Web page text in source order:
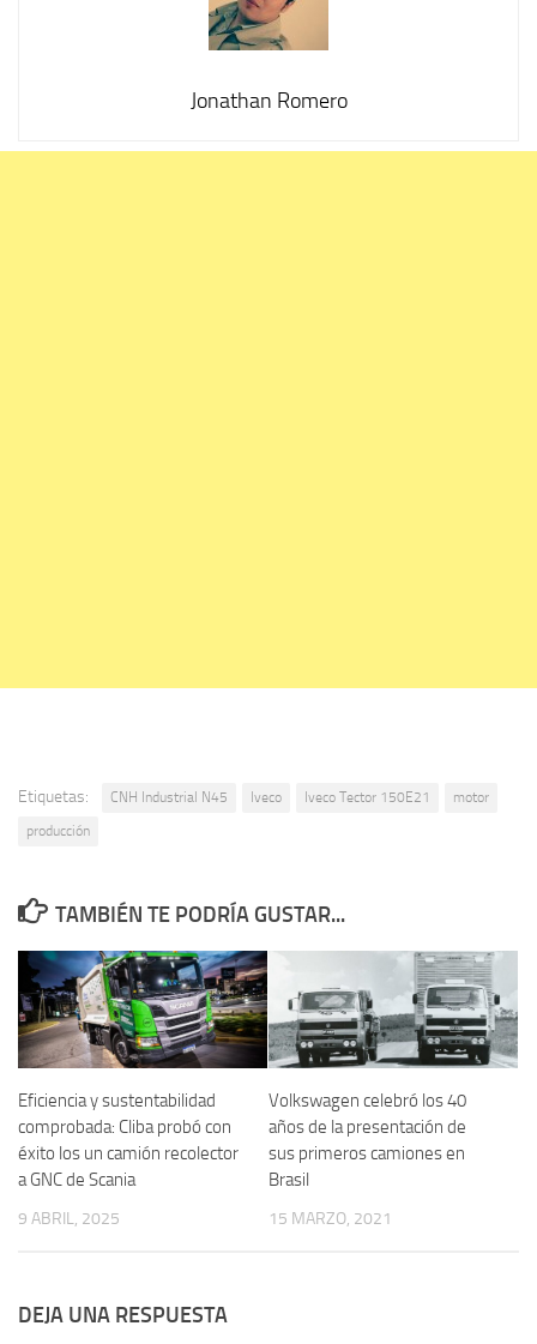
Jonathan Romero
Etiquetas: CNH Industrial N45 Iveco Iveco Tector 150E21
motor
producción
TAMBIÉN TE PODRÍA GUSTAR...
Eficiencia y sustentabilidad
comprobada: Cliba probó con
éxito los un camión recolector
a GNC de Scania
9 ABRIL, 2025
Volkswagen celebró los 40
años de la presentación de
sus primeros camiones en
Brasil
15 MARZO, 2021
DEJA UNA RESPUESTA